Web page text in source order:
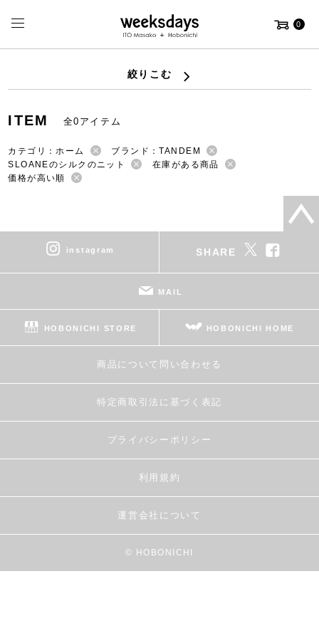
0
絞りこむ
ITEM 全0アイテム
カテゴリ：ホーム
ブランド：TANDEM
SLOANEのシルクのニット
在庫がある商品
価格が高い順
instagram SHARE
MAIL
HOBONICHI STORE HOBONICHI HOME
商品について問い合わせる
特定商取引法に基づく表記
プライバシーポリシー
利用規約
運営会社について
© HOBONICHI